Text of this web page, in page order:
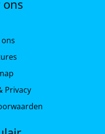
ons
Privacy